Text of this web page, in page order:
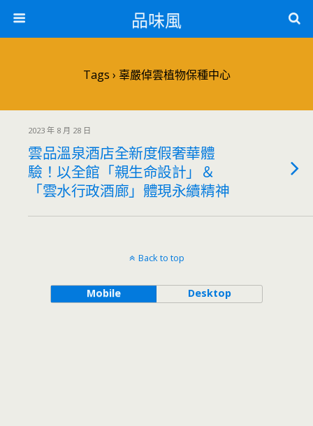
品味風
Tags › 辜嚴倬雲植物保種中心
2023 年 8 月 28 日
雲品溫泉酒店全新度假奢華體
驗！以全館「親生命設計」＆
「雲水行政酒廊」體現永續精神
Back to top
Mobile Desktop